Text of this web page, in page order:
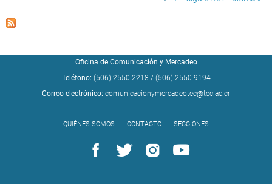
Oficina de Comunicación y Mercadeo
Teléfono: (506) 2550-2218 / (506) 2550-9194
Correo electrónico: comunicacionymercadeotec@tec.ac.cr
QUIÉNES SOMOS CONTACTO SECCIONES